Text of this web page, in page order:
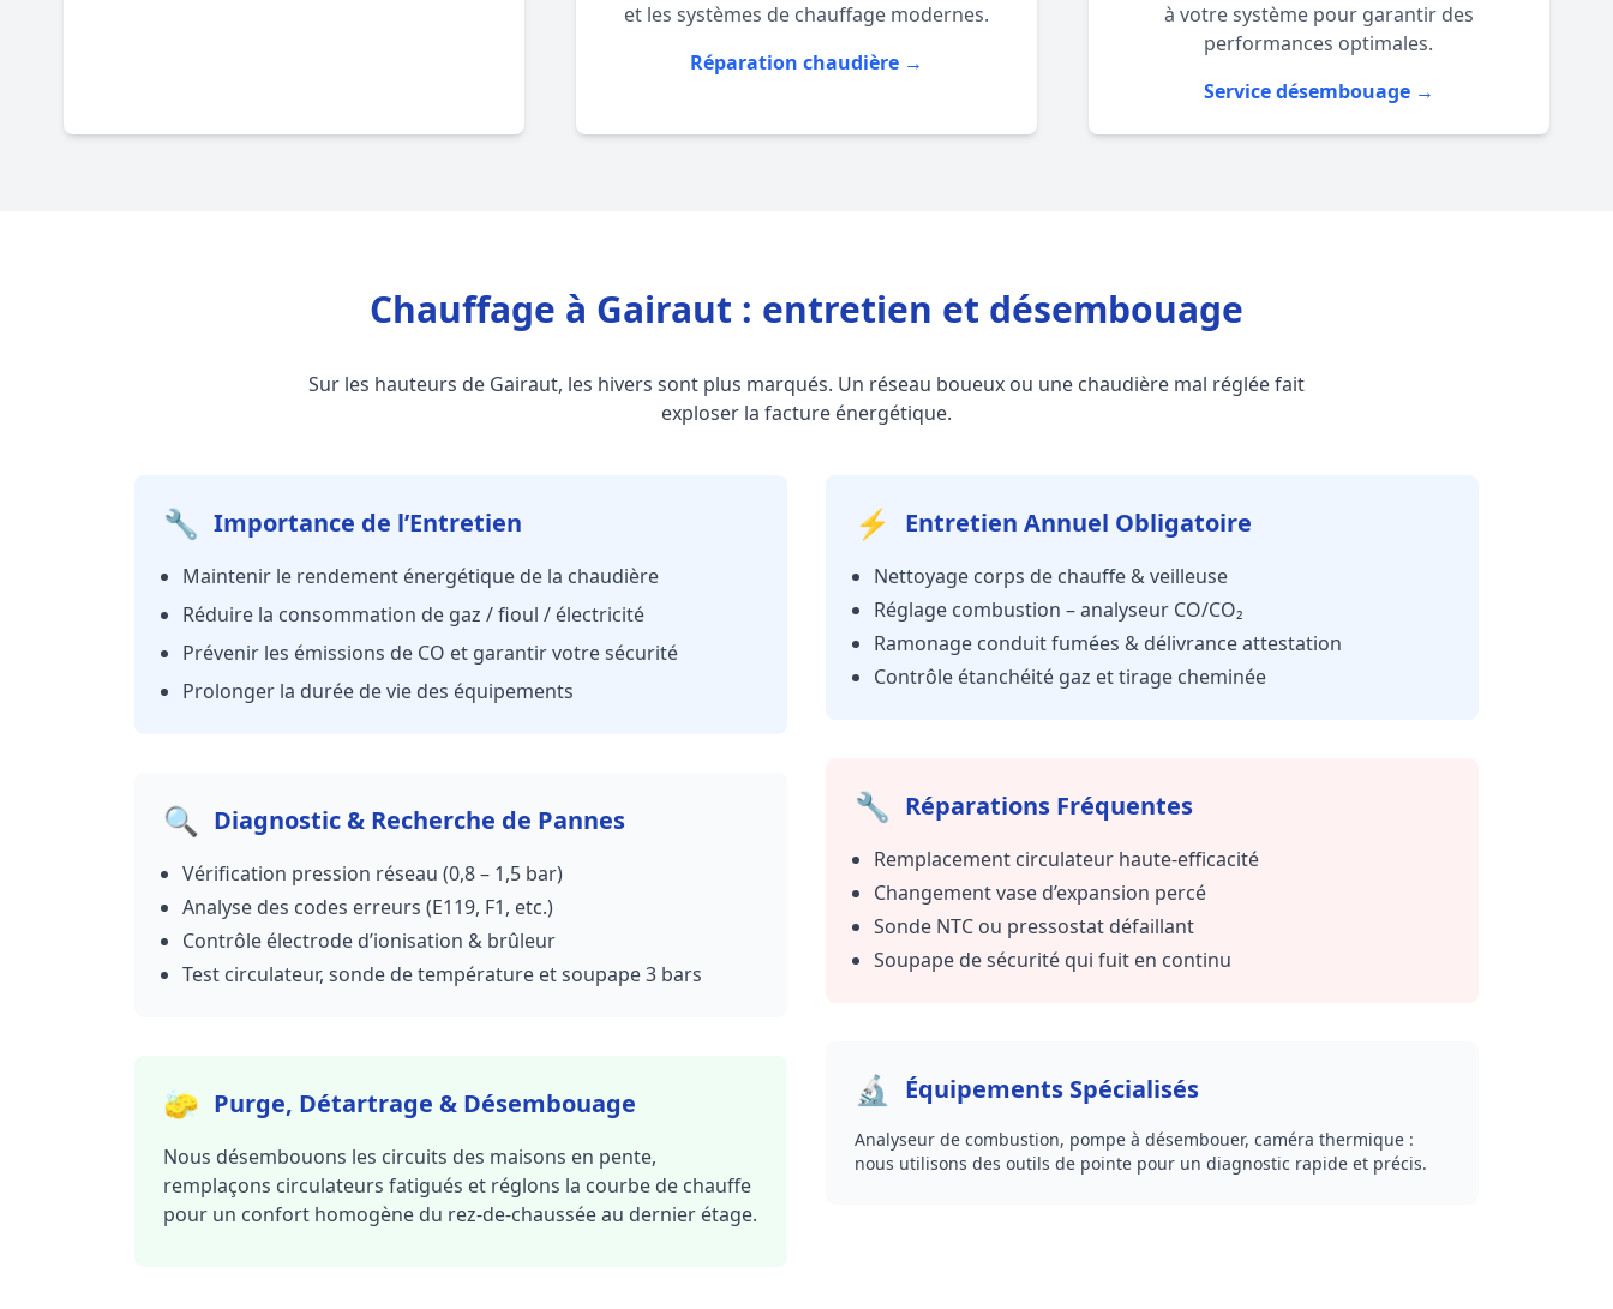
et les systèmes de chauffage modernes.
Réparation chaudière →
à votre système pour garantir des
performances optimales.
Service désembouage →
Chauffage à Gairaut : entretien et désembouage
Sur les hauteurs de Gairaut, les hivers sont plus marqués. Un réseau boueux ou une chaudière mal réglée fait
exploser la facture énergétique.
🔧 Importance de l’Entretien
Maintenir le rendement énergétique de la chaudière
Réduire la consommation de gaz / fioul / électricité
Prévenir les émissions de CO et garantir votre sécurité
Prolonger la durée de vie des équipements
🔍 Diagnostic & Recherche de Pannes
Vérification pression réseau (0,8 – 1,5 bar)
Analyse des codes erreurs (E119, F1, etc.)
Contrôle électrode d’ionisation & brûleur
Test circulateur, sonde de température et soupape 3 bars
🧽 Purge, Détartrage & Désembouage
Nous désembouons les circuits des maisons en pente,
remplaçons circulateurs fatigués et réglons la courbe de chauffe
pour un confort homogène du rez-de-chaussée au dernier étage.
⚡ Entretien Annuel Obligatoire
Nettoyage corps de chauffe & veilleuse
Réglage combustion – analyseur CO/CO₂
Ramonage conduit fumées & délivrance attestation
Contrôle étanchéité gaz et tirage cheminée
🔧 Réparations Fréquentes
Remplacement circulateur haute-efficacité
Changement vase d’expansion percé
Sonde NTC ou pressostat défaillant
Soupape de sécurité qui fuit en continu
🔬 Équipements Spécialisés
Analyseur de combustion, pompe à désembouer, caméra thermique :
nous utilisons des outils de pointe pour un diagnostic rapide et précis.